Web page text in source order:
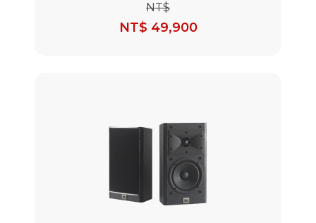
NT$
NT$ 49,900